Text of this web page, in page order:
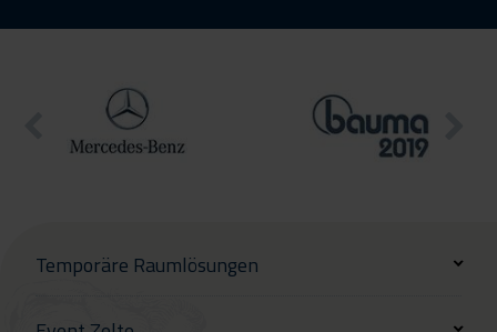
Temporäre Raumlösungen